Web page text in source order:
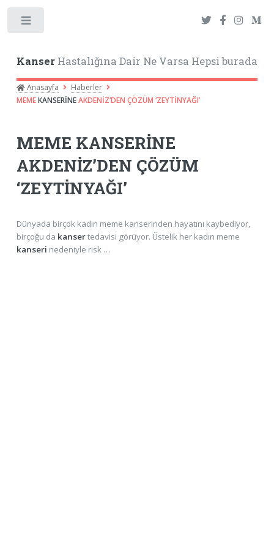
KanserHastalığına Dair Ne Varsa Hepsi burada
Anasayfa
Haberler
MEMEKANSERİNEAKDENİZ’DEN ÇÖZÜM ‘ZEYTİNYAĞI’
MEME KANSERİNE
AKDENİZ’DEN ÇÖZÜM
‘ZEYTİNYAĞI’
Dünyada birçok kadın meme kanserinden hayatını kaybediyor,
birçoğu da kansertedavisi görüyor. Üstelik her kadın meme
kanseri nedeniyle risk …